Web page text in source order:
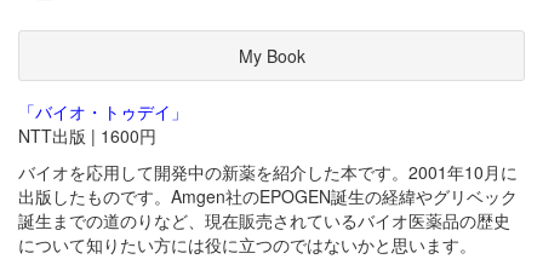
My Book
「バイオ・トゥデイ」
NTT出版 | 1600円
バイオを応用して開発中の新薬を紹介した本です。2001年10月に
出版したものです。Amgen社のEPOGEN誕生の経緯やグリベック
誕生までの道のりなど、現在販売されているバイオ医薬品の歴史
について知りたい方には役に立つのではないかと思います。